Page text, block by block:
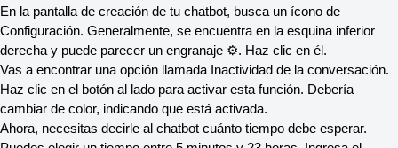
En la pantalla de creación de tu chatbot, busca un ícono de
Configuración. Generalmente, se encuentra en la esquina inferior
derecha y puede parecer un engranaje ⚙️. Haz clic en él.
Vas a encontrar una opción llamada Inactividad de la conversación.
Haz clic en el botón al lado para activar esta función. Debería
cambiar de color, indicando que está activada.
Ahora, necesitas decirle al chatbot cuánto tiempo debe esperar.